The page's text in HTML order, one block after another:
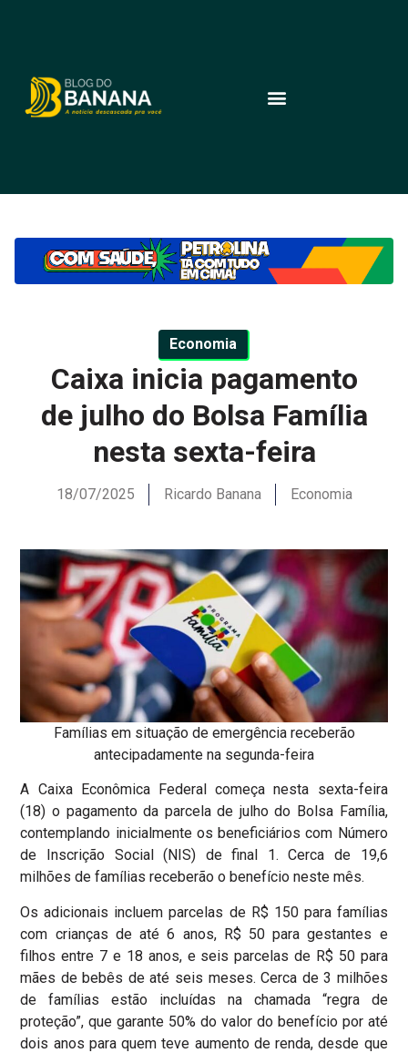
Economia
Caixa inicia pagamento
de julho do Bolsa Família
nesta sexta-feira
18/07/2025 Ricardo Banana Economia
Famílias em situação de emergência receberão
antecipadamente na segunda-feira
A Caixa Econômica Federal começa nesta sexta-feira
(18) o pagamento da parcela de julho do Bolsa Família,
contemplando inicialmente os beneficiários com Número
de Inscrição Social (NIS) de final 1. Cerca de 19,6
milhões de famílias receberão o benefício neste mês.
Os adicionais incluem parcelas de R$ 150 para famílias
com crianças de até 6 anos, R$ 50 para gestantes e
filhos entre 7 e 18 anos, e seis parcelas de R$ 50 para
mães de bebês de até seis meses. Cerca de 3 milhões
de famílias estão incluídas na chamada “regra de
proteção”, que garante 50% do valor do benefício por até
dois anos para quem teve aumento de renda, desde que